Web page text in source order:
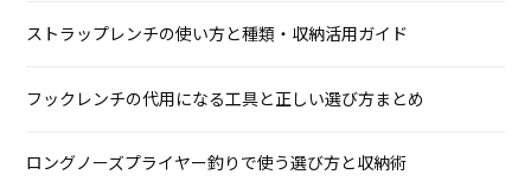
ストラップレンチの使い方と種類・収納活用ガイド
フックレンチの代用になる工具と正しい選び方まとめ
ロングノーズプライヤー釣りで使う選び方と収納術